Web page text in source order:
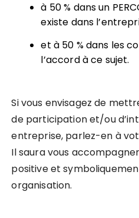
à 50 % dans un
existe dans
et à 50 % dans les
l’accord à ce sujet.
Si vous envisagez de
de participation et/ou
entreprise, parlez-en à
Il saura vous
positive et
organisation.